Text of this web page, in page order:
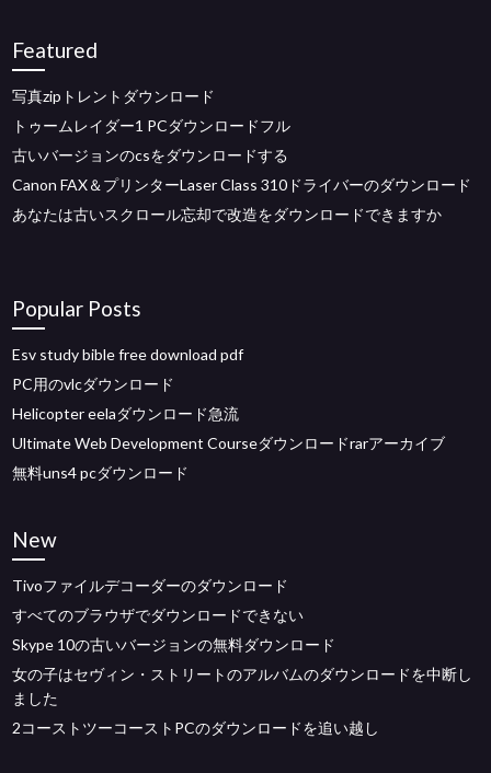
Featured
写真zipトレントダウンロード
トゥームレイダー1 PCダウンロードフル
古いバージョンのcsをダウンロードする
Canon FAX＆プリンターLaser Class 310ドライバーのダウンロード
あなたは古いスクロール忘却で改造をダウンロードできますか
Popular Posts
Esv study bible free download pdf
PC用のvlcダウンロード
Helicopter eelaダウンロード急流
Ultimate Web Development Courseダウンロードrarアーカイブ
無料uns4 pcダウンロード
New
Tivoファイルデコーダーのダウンロード
すべてのブラウザでダウンロードできない
Skype 10の古いバージョンの無料ダウンロード
女の子はセヴィン・ストリートのアルバムのダウンロードを中断し
ました
2コーストツーコーストPCのダウンロードを追い越し